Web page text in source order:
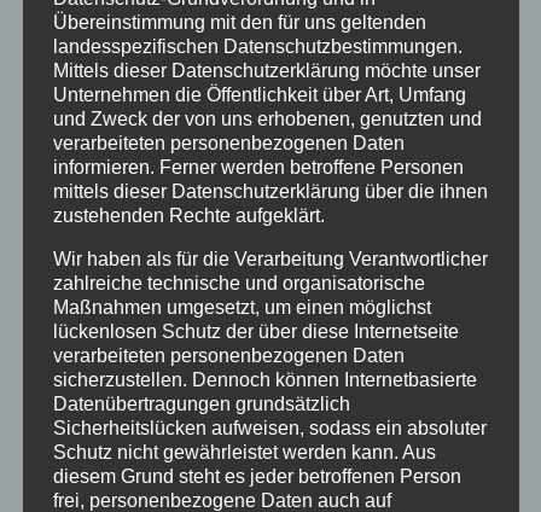
Ministerium detaillierte wissenschaftliche
Untersuchungen dazu, so wie es momentan in
NRW geschieht. Sie fordern, dass die illegalen
Medikamentenstudien des Dr. Hans
Kleinschmidt, einem führenden Propagandisten
der Verschickungen in Theorie und Praxis,
restlos aufgeklärt werden müssen. Näheres
hier:
——————————————————
Der Landes-Verein in Baden-Württemberg wird
seit 2020 zwar mit 30.000.- jährlich in seiner
Beratungsarbeit mit Verschickungskindern
gefördert. Damit kann man aber keine
Übereinstimmung mit den für uns geltenden
landesspezifischen Datenschutzbestimmungen.
Mittels dieser Datenschutzerklärung möchte unser
Unternehmen die Öffentlichkeit über Art, Umfang
und Zweck der von uns erhobenen, genutzten und
verarbeiteten personenbezogenen Daten
informieren. Ferner werden betroffene Personen
mittels dieser Datenschutzerklärung über die ihnen
zustehenden Rechte aufgeklärt.
Wir haben als für die Verarbeitung Verantwortlicher
zahlreiche technische und organisatorische
Maßnahmen umgesetzt, um einen möglichst
lückenlosen Schutz der über diese Internetseite
verarbeiteten personenbezogenen Daten
sicherzustellen. Dennoch können Internetbasierte
Datenübertragungen grundsätzlich
Sicherheitslücken aufweisen, sodass ein absoluter
Schutz nicht gewährleistet werden kann. Aus
diesem Grund steht es jeder betroffenen Person
frei, personenbezogene Daten auch auf